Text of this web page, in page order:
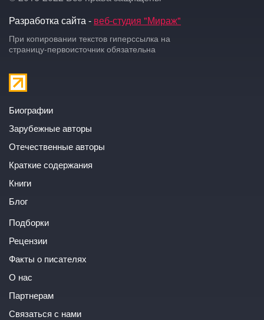
Разработка сайта - веб-студия "Мираж"
При копировании текстов гиперссылка на
страницу-первоисточник обязательна
Биографии
Зарубежные авторы
Отечественные авторы
Краткие содержания
Книги
Блог
Подборки
Рецензии
Факты о писателях
О нас
Партнерам
Связаться с нами